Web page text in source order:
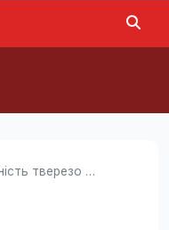
Путін втратив здатність тверезо милити і це...